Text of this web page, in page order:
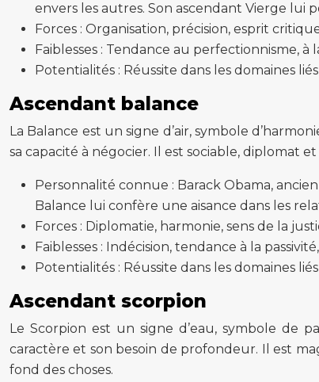
envers les autres. Son ascendant Vierge lui
Forces : Organisation, précision, esprit
Faiblesses : Tendance au perfectionnisme, à
Potentialités : Réussite dans les domaines
Ascendant balance
La Balance est un signe d’air, symbole
sa capacité à négocier. Il est sociable, diplomat
Personnalité connue : Barack Obama,
Balance lui confère une aisance dans les
Forces : Diplomatie, harmonie, sens de la
Faiblesses : Indécision, tendance à la
Potentialités : Réussite dans les domaines
Ascendant scorpion
Le Scorpion est un signe d’eau, symbole de
caractère et son besoin de profondeur. Il est
fond des choses.